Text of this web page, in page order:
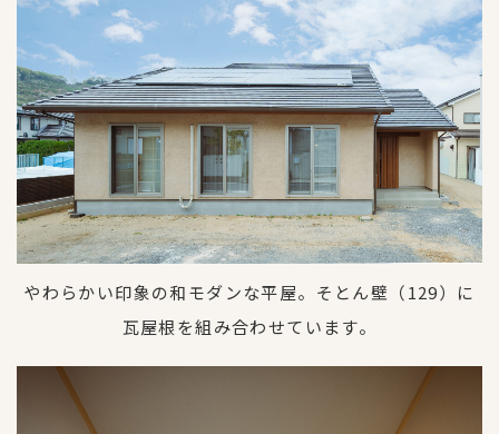
やわらかい印象の和モダンな平屋。そとん壁（129）に
瓦屋根を組み合わせています。